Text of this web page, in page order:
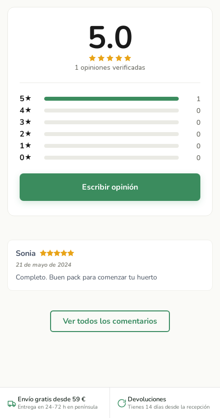
5.0
1 opiniones verificadas
5★ 1
4★ 0
3★ 0
2★ 0
1★ 0
0★ 0
Escribir opinión
Sonia
21 de mayo de 2024
Completo. Buen pack para comenzar tu huerto
Ver todos los comentarios
Envío gratis desde 59 €
Entrega en 24-72 h en península
Devoluciones
Tienes 14 días desde la recepción